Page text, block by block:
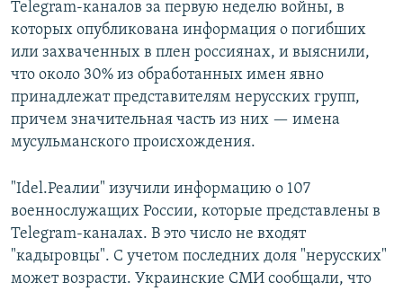
Telegram-каналов за первую неделю войны, в
которых опубликована информация о погибших
или захваченных в плен россиянах, и выяснили,
что около 30% из обработанных имен явно
принадлежат представителям нерусских групп,
причем значительная часть из них — имена
мусульманского происхождения.
"Idel.Реалии" изучили информацию о 107
военнослужащих России, которые представлены в
Telegram-каналах. В это число не входят
"кадыровцы". С учетом последних доля "нерусских"
может возрасти. Украинские СМИ сообщали, что